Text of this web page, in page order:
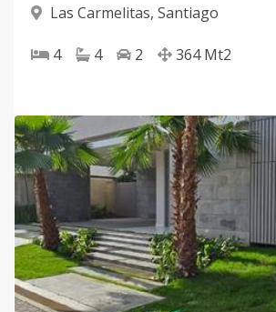
Las Carmelitas, Santiago
4 4 2 364 Mt2